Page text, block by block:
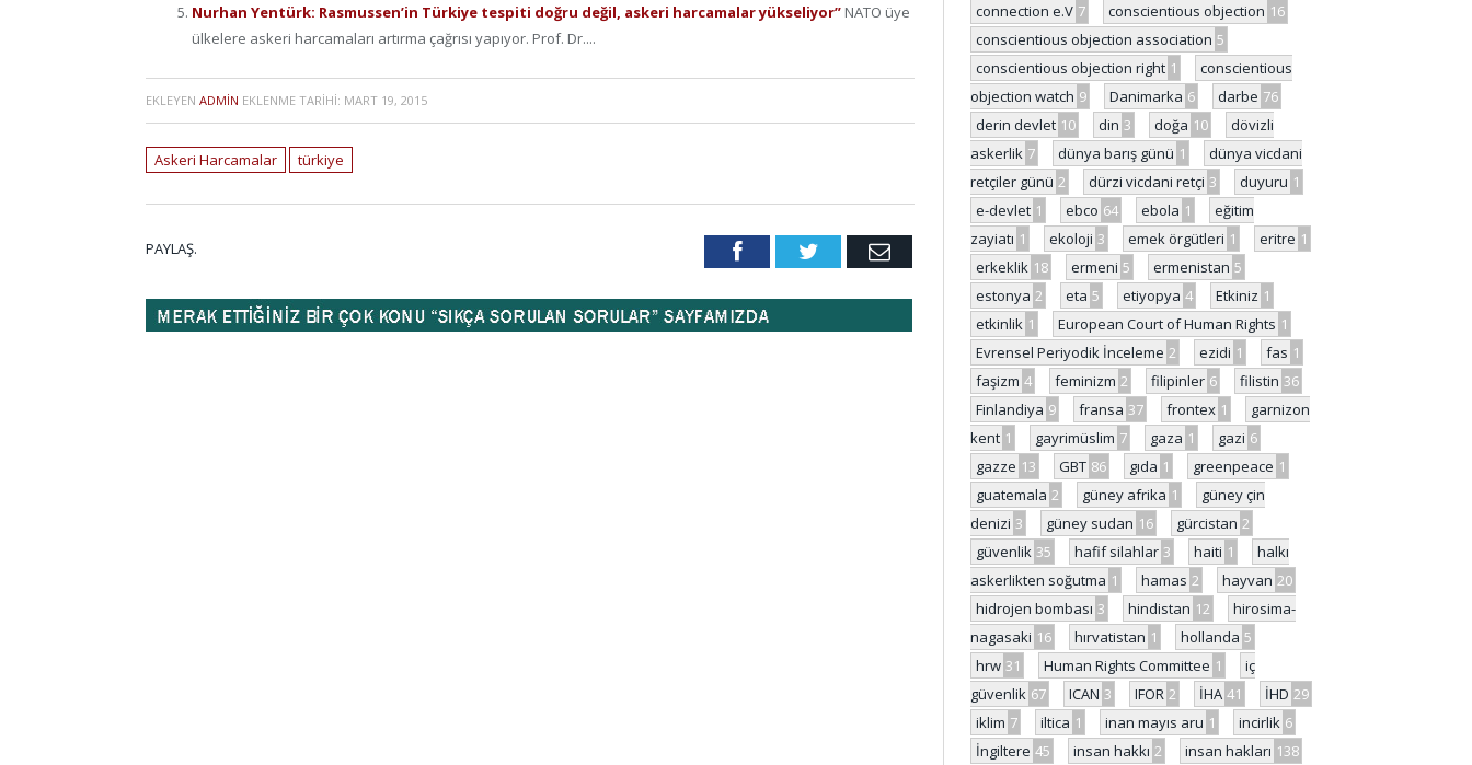
Nurhan Yentürk: Rasmussen’in Türkiye tespiti doğru değil, askeri harcamalar yükseliyor” NATO üye
ülkelere askeri harcamaları artırma çağrısı yapıyor. Prof. Dr....
EKLEYEN ADMIN EKLENME TARIHI: MART 19, 2015
Askeri Harcamalar türkiye
PAYLAŞ. FacebookTwitter Email
connection e.V 7 conscientious objection 16
conscientious objection association 5
conscientious objection right 1
conscientious
objection watch 9 Danimarka 6 darbe 76
derin devlet 10 din 3 doğa 10
dövizli
askerlik 7 dünya barış günü 1
dünya vicdani
retçiler günü 2 dürzi vicdani retçi 3 duyuru 1
e-devlet 1 ebco 64 ebola 1
eğitim
zayiatı 1 ekoloji 3 emek örgütleri 1 eritre 1
erkeklik 18 ermeni 5 ermenistan 5
estonya 2 eta 5 etiyopya 4 Etkiniz 1
etkinlik 1 European Court of Human Rights 1
Evrensel Periyodik İnceleme 2 ezidi 1 fas 1
faşizm 4 feminizm 2 filipinler 6 filistin 36
Finlandiya 9 fransa 37 frontex 1
garnizon
kent 1 gayrimüslim 7 gaza 1 gazi 6
gazze 13 GBT 86 gıda 1 greenpeace 1
guatemala 2 güney afrika 1
güney çin
denizi 3 güney sudan 16 gürcistan 2
güvenlik 35 hafif silahlar 3 haiti 1
halkı
askerlikten soğutma 1 hamas 2 hayvan 20
hidrojen bombası 3 hindistan 12
hirosima-
nagasaki 16 hırvatistan 1 hollanda 5
hrw 31 Human Rights Committee 1
iç
güvenlik 67 ICAN 3 IFOR 2 İHA 41 İHD 29
iklim 7 iltica 1 inan mayıs aru 1 incirlik 6
İngiltere 45 insan hakkı 2 insan hakları 138